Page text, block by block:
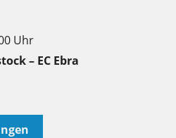
Uhr
– EC Ebra